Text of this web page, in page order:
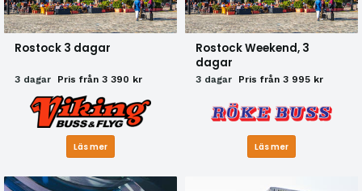
Rostock 3 dagar
3 dagar Pris från 3 390 kr
Läs mer
Rostock Weekend, 3
dagar
3 dagar Pris från 3 995 kr
Läs mer